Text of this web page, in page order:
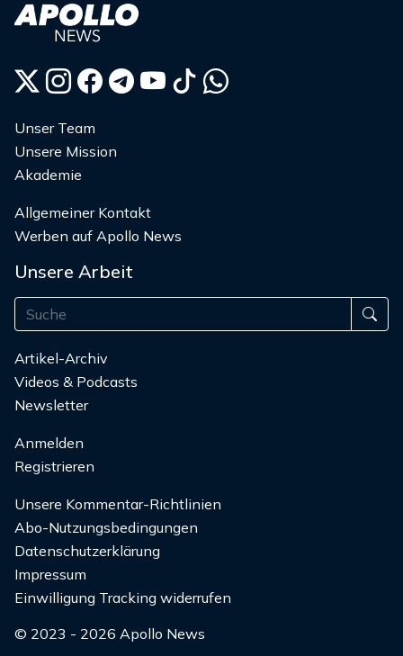
Unser Team
Unsere Mission
Akademie
Allgemeiner Kontakt
Werben auf Apollo News
Unsere Arbeit
Artikel-Archiv
Videos & Podcasts
Newsletter
Anmelden
Registrieren
Unsere Kommentar-Richtlinien
Abo-Nutzungsbedingungen
Datenschutzerklärung
Impressum
Einwilligung Tracking widerrufen
© 2023 - 2026 Apollo News